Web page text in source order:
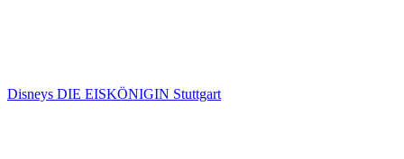
Disneys DIE EISKÖNIGIN Stuttgart